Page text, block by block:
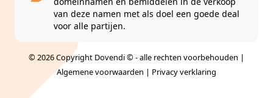
van deze namen met als doel een goede deal
voor alle partijen.
© 2026 Copyright Dovendi © - alle rechten voorbehouden |
Algemene voorwaarden | Privacy verklaring